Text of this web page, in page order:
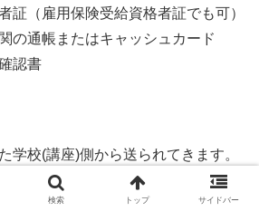
（雇用保険受給資格者証でも可）
の通帳またはキャッシュカード
認書
学校(講座)側から送られてきます。
検索 トップ サイドバー